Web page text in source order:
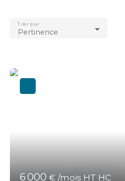
Crach (56950)
Localisation
Surface min (m²)
Pertinence
Trier par
6 000 € /mois HT HC